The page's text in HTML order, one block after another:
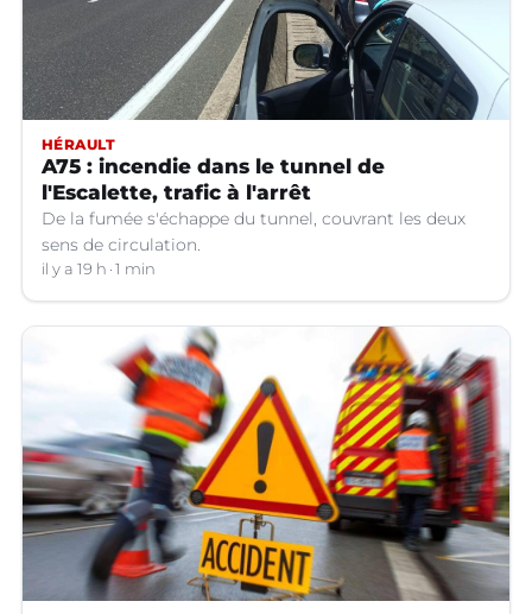
HÉRAULT
A75 : incendie dans le tunnel de
l'Escalette, trafic à l'arrêt
De la fumée s'échappe du tunnel, couvrant les deux
sens de circulation.
il y a 19 h 1 min